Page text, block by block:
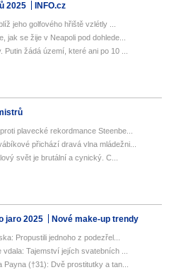
2025 INFO.cz
jeho golfového hřiště vzlétly ...
jak se žije v Neapoli pod dohlede...
žádá území, které ani po 10 ...
plavecké rekordmance Steenbe...
přichází dravá vlna mládežni...
svět je brutální a cynický. C...
jaro 2025 Nové make-up trendy
Propustili jednoho z podezřel...
vdala: Tajemství jejích svatebních ...
Payna (†31): Dvě prostitutky a tan...